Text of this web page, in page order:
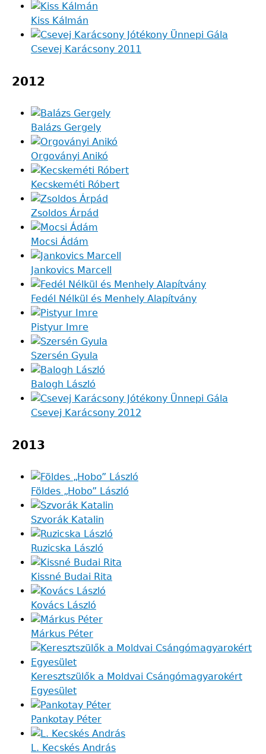
Kiss Kálmán
Csevej Karácsony 2011
2012
Balázs Gergely
Orgoványi Anikó
Kecskeméti Róbert
Zsoldos Árpád
Mocsi Ádám
Jankovics Marcell
Fedél Nélkül és Menhely Alapítvány
Pistyur Imre
Szersén Gyula
Balogh László
Csevej Karácsony 2012
2013
Földes „Hobo” László
Szvorák Katalin
Ruzicska László
Kissné Budai Rita
Kovács László
Márkus Péter
Keresztszülők a Moldvai Csángómagyarokért
Egyesület
Pankotay Péter
L. Kecskés András